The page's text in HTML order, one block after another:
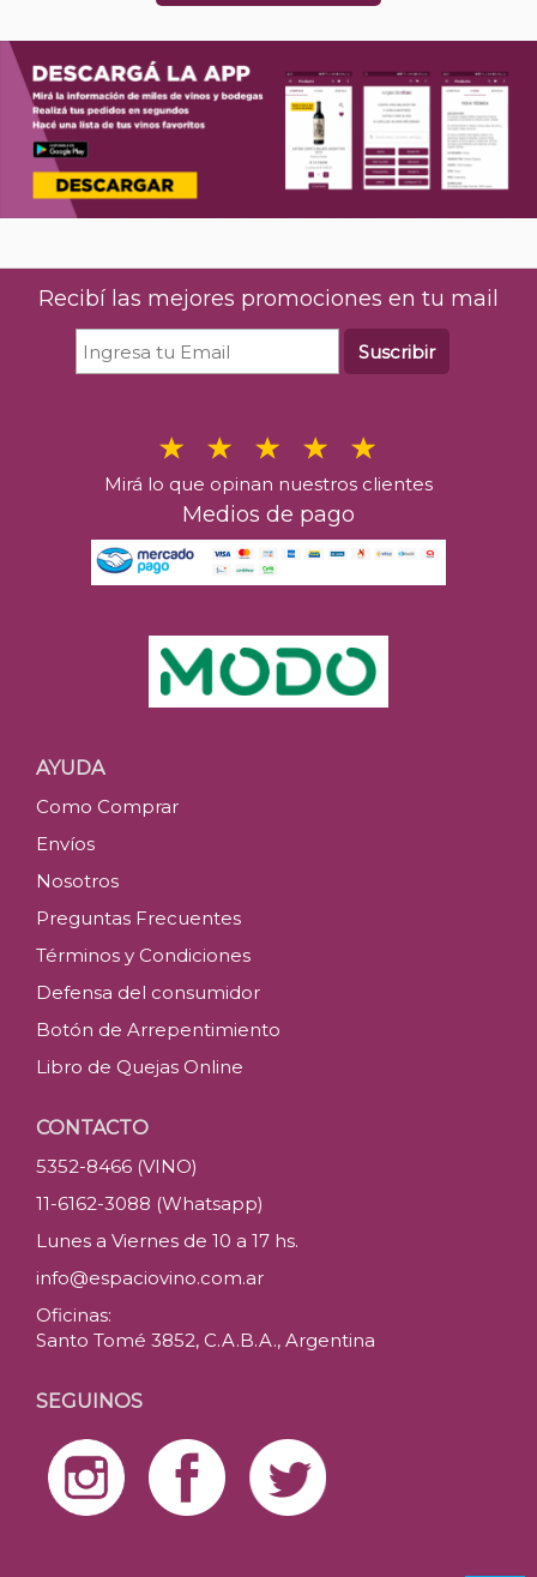
Recibí las mejores promociones en tu mail
Suscribir
Mirá lo que opinan nuestros clientes
Medios de pago
AYUDA
Como Comprar
Envíos
Nosotros
Preguntas Frecuentes
Términos y Condiciones
Defensa del consumidor
Botón de Arrepentimiento
Libro de Quejas Online
CONTACTO
5352-8466 (VINO)
11-6162-3088 (Whatsapp)
Lunes a Viernes de 10 a 17 hs.
info@espaciovino.com.ar
Oficinas:
Santo Tomé 3852, C.A.B.A., Argentina
SEGUINOS